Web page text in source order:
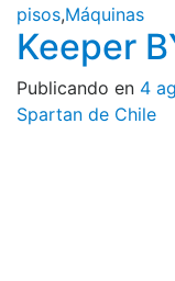
pisos,Máquinas
Keeper
Publicando en 4
Spartan de Chile